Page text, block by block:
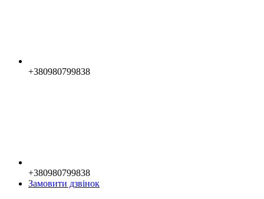
+380980799838
+380980799838
Замовити дзвінок